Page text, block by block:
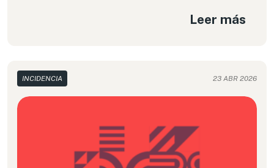
distintas formas de abordar estos desafíos desde
contexto de desigualdad en el acceso y uso de
internet, resulta necesario mirar con mayor
detenimiento qué tipo de respuestas se están
columna propone una reflexión sobre esos
caminos y sus límites.
Leer más
INCIDENCIA 23 ABR 2026